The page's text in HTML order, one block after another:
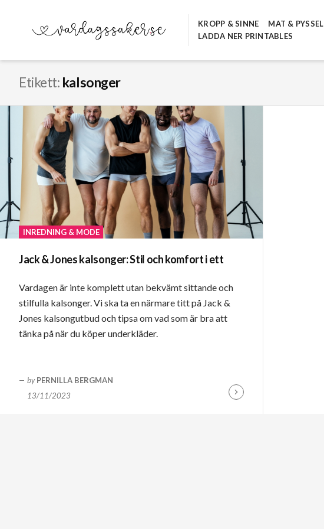
VARDAGSSAKER.SE
KROPP & SINNE MAT & PYSSEL
LADDA NER PRINTABLES
Etikett: kalsonger
INREDNING & MODE
Jack & Jones kalsonger: Stil och komfort i ett
Vardagen är inte komplett utan bekvämt sittande och
stilfulla kalsonger. Vi ska ta en närmare titt på Jack &
Jones kalsongutbud och tipsa om vad som är bra att
tänka på när du köper underkläder.
by PERNILLA BERGMAN
13/11/2023
Fortsätt